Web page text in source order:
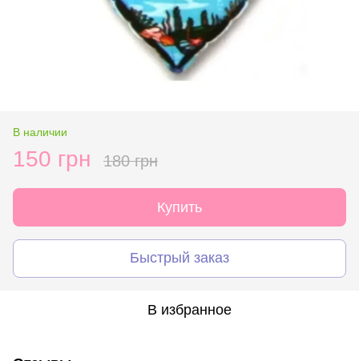
В наличии
150 грн 180 грн
Купить
Быстрый заказ
В избранное